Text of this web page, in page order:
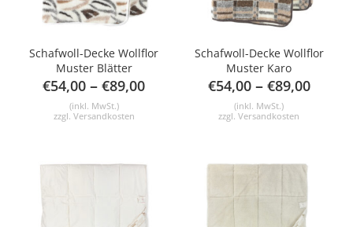
Schafwoll-Decke Wollflor
Muster Blätter
€54,00 –€89,00
(inkl. MwSt.)
zzgl. Versandkosten
Schafwoll-Decke Wollflor
Muster Karo
€54,00– €89,00
(inkl. MwSt.)
zzgl.Versandkosten